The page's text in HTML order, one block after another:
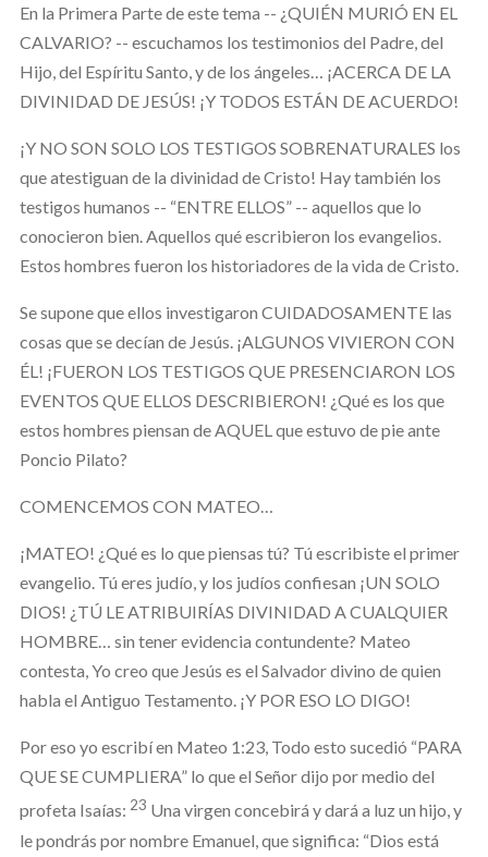
En la Primera Parte de este tema -- ¿QUIÉN MURIÓ EN EL
CALVARIO? -- escuchamos los testimonios del Padre, del
Hijo, del Espíritu Santo, y de los ángeles… ¡ACERCA DE LA
DIVINIDAD DE JESÚS! ¡Y TODOS ESTÁN DE ACUERDO!
¡Y NO SON SOLO LOS TESTIGOS SOBRENATURALES los
que atestiguan de la divinidad de Cristo! Hay también los
testigos humanos -- “ENTRE ELLOS” -- aquellos que lo
conocieron bien. Aquellos qué escribieron los evangelios.
Estos hombres fueron los historiadores de la vida de Cristo.
Se supone que ellos investigaron CUIDADOSAMENTE las
cosas que se decían de Jesús. ¡ALGUNOS VIVIERON CON
ÉL! ¡FUERON LOS TESTIGOS QUE PRESENCIARON LOS
EVENTOS QUE ELLOS DESCRIBIERON! ¿Qué es los que
estos hombres piensan de AQUEL que estuvo de pie ante
Poncio Pilato?
COMENCEMOS CON MATEO…
¡MATEO! ¿Qué es lo que piensas tú? Tú escribiste el primer
evangelio. Tú eres judío, y los judíos confiesan ¡UN SOLO
DIOS! ¿TÚ LE ATRIBUIRÍAS DIVINIDAD A CUALQUIER
HOMBRE… sin tener evidencia contundente? Mateo
contesta, Yo creo que Jesús es el Salvador divino de quien
habla el Antiguo Testamento. ¡Y POR ESO LO DIGO!
Por eso yo escribí en Mateo 1:23, Todo esto sucedió “PARA
QUE SE CUMPLIERA” lo que el Señor dijo por medio del
profeta Isaías: 23 Una virgen concebirá y dará a luz un hijo, y
le pondrás por nombre Emanuel, que significa: “Dios está